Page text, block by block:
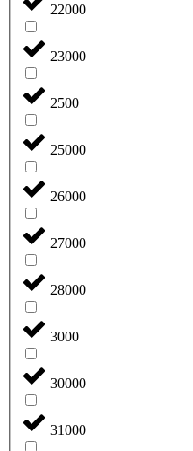
22000
23000
2500
25000
26000
27000
28000
3000
30000
31000